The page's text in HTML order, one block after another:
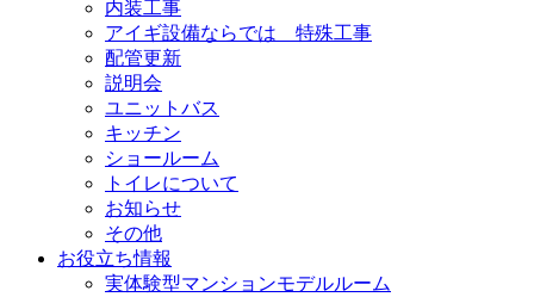
内装工事
アイギ設備ならでは 特殊工事
配管更新
説明会
ユニットバス
キッチン
ショールーム
トイレについて
お知らせ
その他
お役立ち情報
実体験型マンションモデルルーム